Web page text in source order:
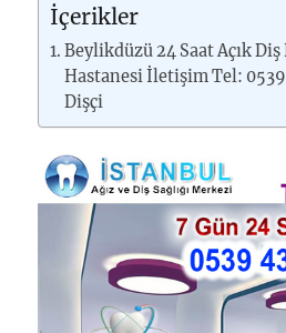
İçerikler
Beylikdüzü 24 Saat Açık
Hastanesi İletişim Tel:
Dişçi